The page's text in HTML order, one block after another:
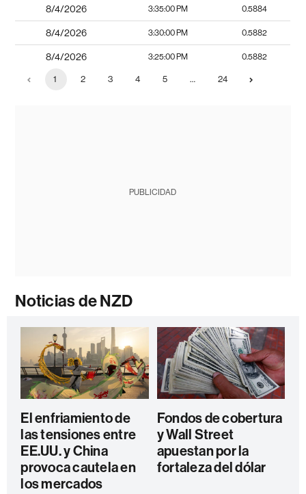
8/4/2026 3:35:00 PM 0.5884
8/4/2026 3:30:00 PM 0.5882
8/4/2026 3:25:00 PM 0.5882
1 2 3 4 5 … 24
PUBLICIDAD
Noticias de NZD
El enfriamiento de
las tensiones entre
EE.UU. y China
provoca cautela en
los mercados
Fondos de cobertura
y Wall Street
apuestan por la
fortaleza del dólar